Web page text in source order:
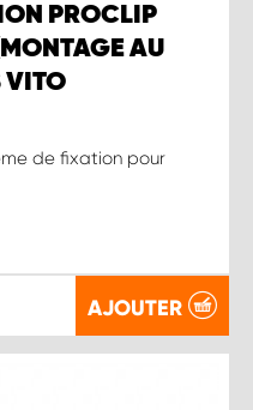
PROCLIP
AU
VITO
de fixation pour
AJOUTER